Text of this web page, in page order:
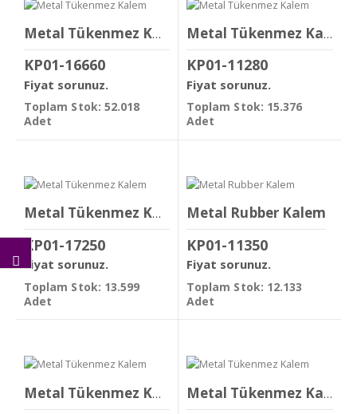
Metal Tükenmez Kalem
KP01-16660
Fiyat sorunuz.
Toplam Stok: 52.018
Adet
Metal Tükenmez Kalem
KP01-11280
Fiyat sorunuz.
Toplam Stok: 15.376
Adet
Metal Tükenmez Kalem
KP01-17250
Fiyat sorunuz.
Toplam Stok: 13.599
Adet
Metal Rubber Kalem
KP01-11350
Fiyat sorunuz.
Toplam Stok: 12.133
Adet
Metal Tükenmez Kalem Metal Tükenmez Kalem